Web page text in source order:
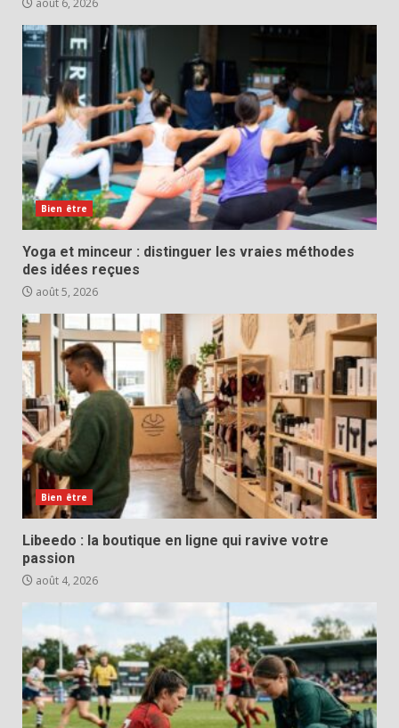
août 6, 2026
Bien être
Yoga et minceur : distinguer les vraies méthodes
des idées reçues
août 5, 2026
Bien être
Libeedo : la boutique en ligne qui ravive votre
passion
août 4, 2026